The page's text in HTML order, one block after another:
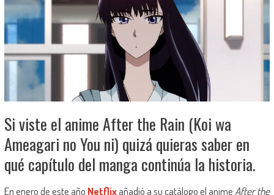
Si viste el anime After the Rain (Koi wa
Ameagari no You ni) quizá quieras saber en
qué capítulo del manga continúa la historia.
En enero de este año Netflixañadió a su catálogo el anime After the